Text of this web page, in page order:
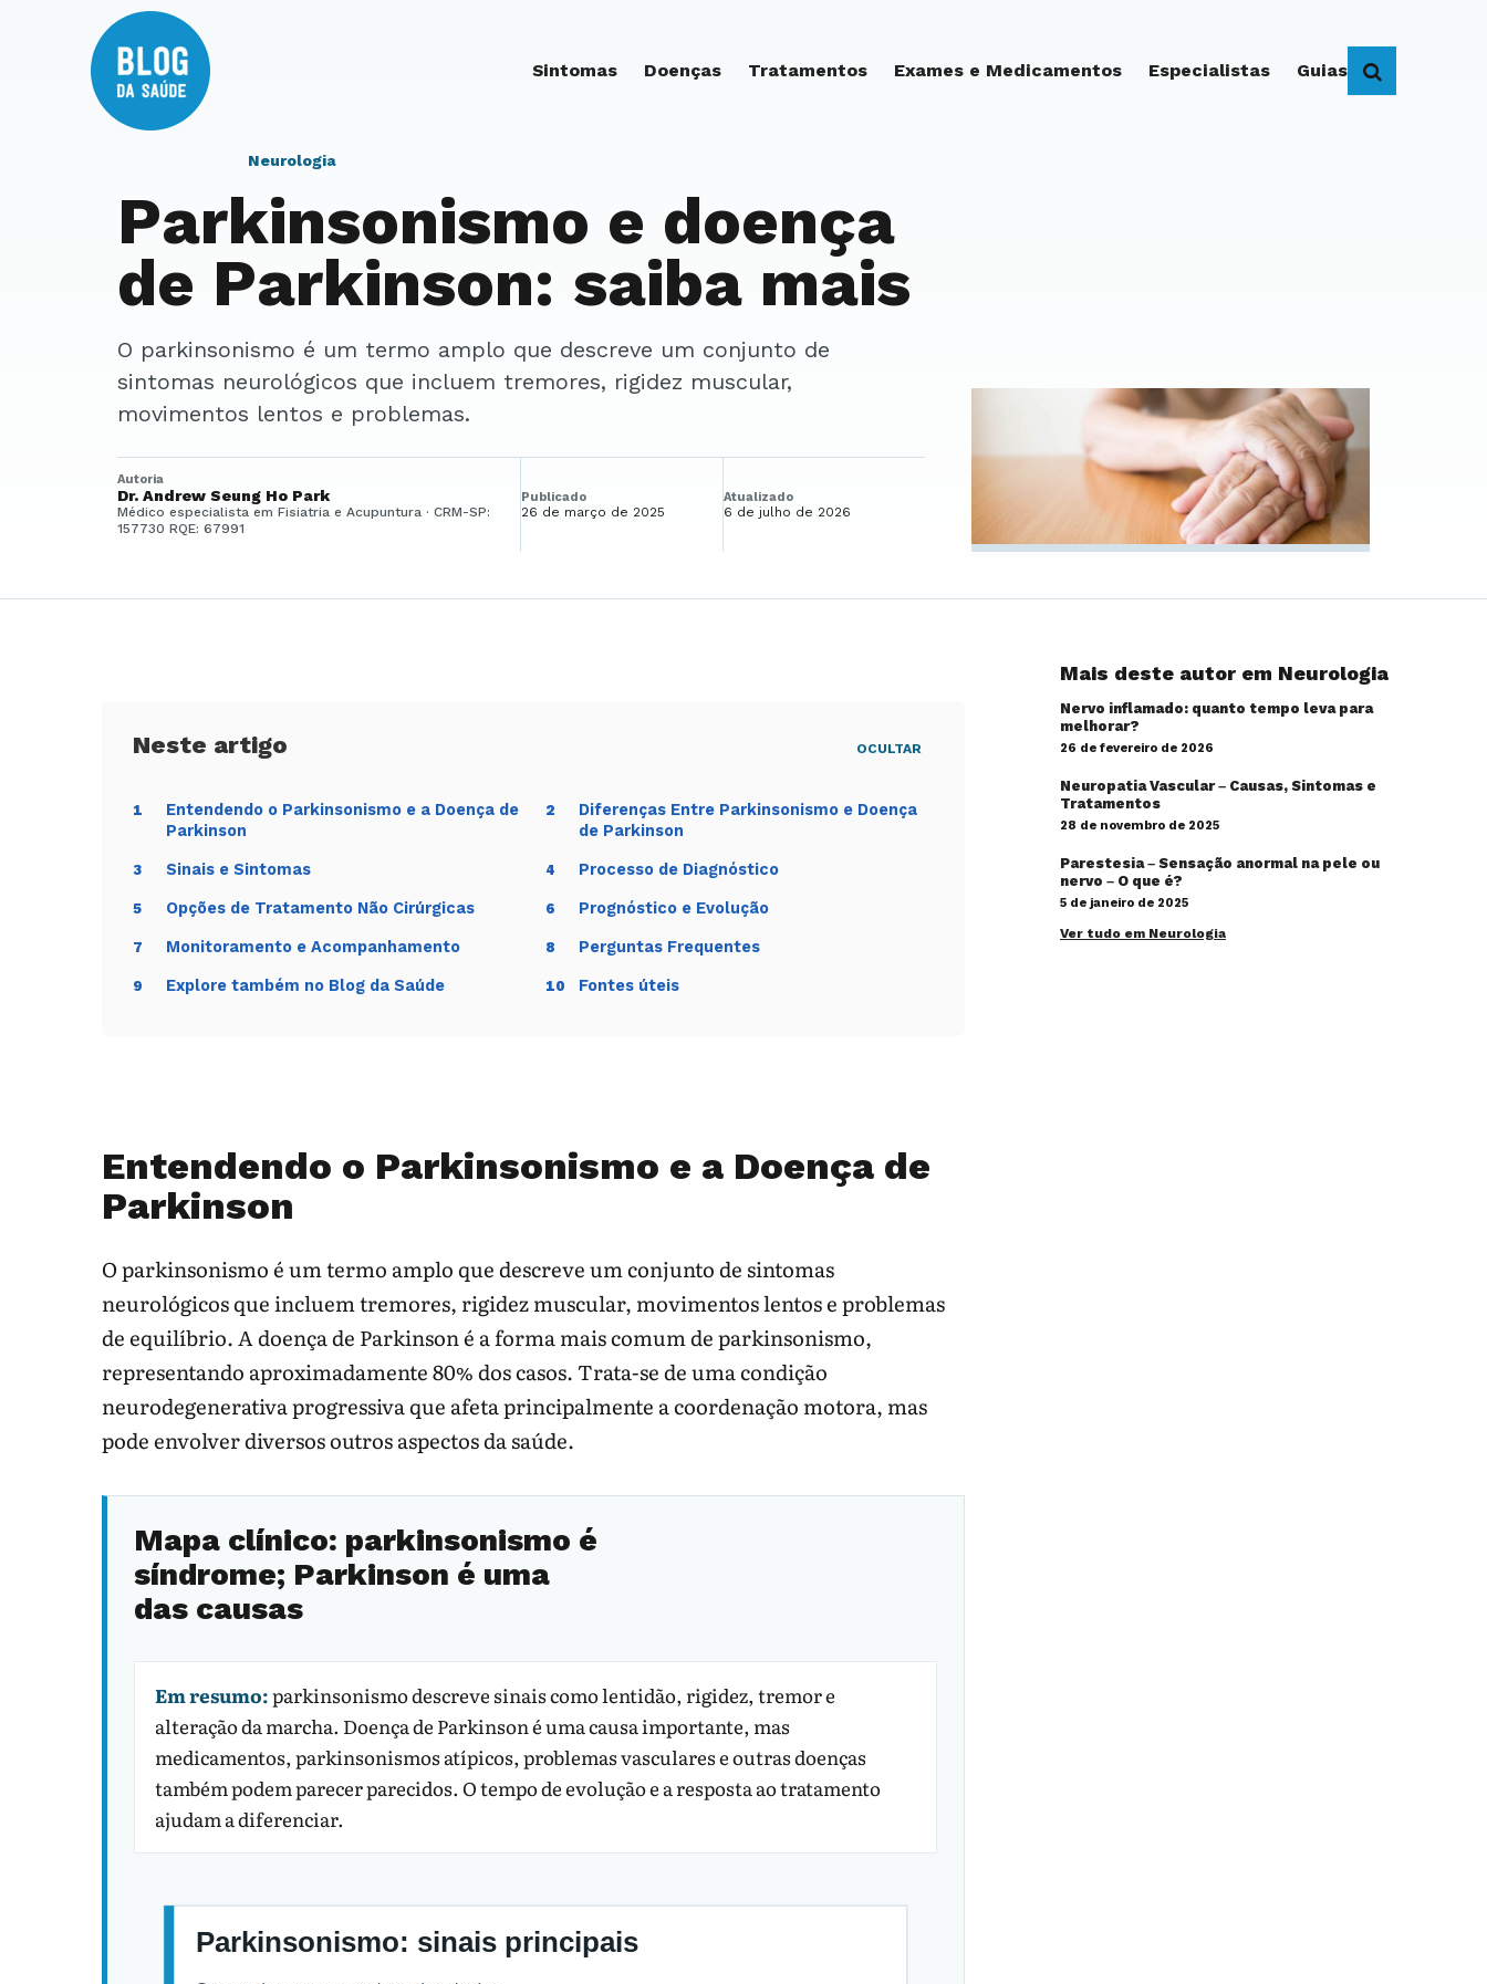
Sintomas Doenças Tratamentos Exames e Medicamentos Especialistas Guias BUSCAR
Neurologia
Parkinsonismo e doença
de Parkinson: saiba mais
O parkinsonismo é um termo amplo que descreve um conjunto de
sintomas neurológicos que incluem tremores, rigidez muscular,
movimentos lentos e problemas.
Autoria
Dr. Andrew Seung Ho Park
Médico especialista em Fisiatria e Acupuntura · CRM-SP:
157730 RQE: 67991
Publicado
26 de março de 2025
Atualizado
6 de julho de 2026
OCULTAR
1
Entendendo o Parkinsonismo e a Doença de
Parkinson
2
Diferenças Entre Parkinsonismo e Doença
de Parkinson
3 Sinais e Sintomas 4 Processo de Diagnóstico
5 Opções de Tratamento Não Cirúrgicas 6 Prognóstico e Evolução
7 Monitoramento e Acompanhamento 8 Perguntas Frequentes
9 Explore também no Blog da Saúde 10 Fontes úteis
Entendendo o Parkinsonismo e a Doença de
Parkinson
O parkinsonismo é um termo amplo que descreve um conjunto de sintomas
neurológicos que incluem tremores, rigidez muscular, movimentos lentos e problemas
de equilíbrio. A doença de Parkinson é a forma mais comum de parkinsonismo,
representando aproximadamente 80% dos casos. Trata-se de uma condição
neurodegenerativa progressiva que afeta principalmente a coordenação motora, mas
pode envolver diversos outros aspectos da saúde.
Mapa clínico: parkinsonismo é
síndrome; Parkinson é uma
das causas
Em resumo:parkinsonismo descreve sinais como lentidão, rigidez, tremor e
alteração da marcha. Doença de Parkinson é uma causa importante, mas
medicamentos, parkinsonismos atípicos, problemas vasculares e outras doenças
também podem parecer parecidos. O tempo de evolução e a resposta ao tratamento
ajudam a diferenciar.
Mais deste autor em Neurologia
Nervo inflamado: quanto tempo leva para
melhorar?
26 de fevereiro de 2026
Neuropatia Vascular – Causas, Sintomas e
Tratamentos
28 de novembro de 2025
Parestesia – Sensação anormal na pele ou
nervo – O que é?
5 de janeiro de 2025
Ver tudo em Neurologia